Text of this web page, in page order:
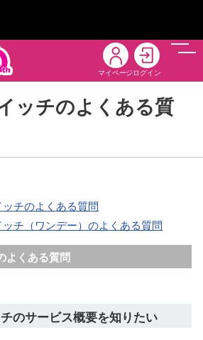
マイページ ログイン
メニ
ッチのよくある質
チのよくある質問
チ（ワンデー）のよくある質問
よくある質問
のサービス概要を知りたい